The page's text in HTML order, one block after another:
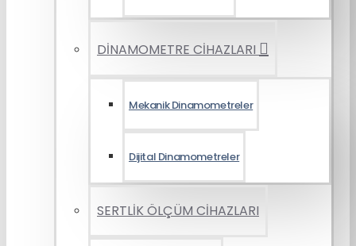
DİNAMOMETRE CİHAZLARI
Mekanik Dinamometreler
Dijital Dinamometreler
SERTLİK ÖLÇÜM CİHAZLARI